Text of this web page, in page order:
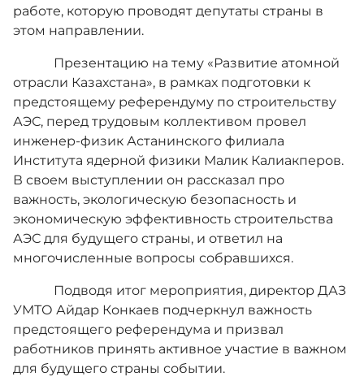
работе, которую проводят депутаты страны в
этом направлении.
Презентацию на тему «Развитие атомной
отрасли Казахстана», в рамках подготовки к
предстоящему референдуму по строительству
АЭС, перед трудовым коллективом провел
инженер-физик Астанинского филиала
Института ядерной физики Малик Калиакперов.
В своем выступлении он рассказал про
важность, экологическую безопасность и
экономическую эффективность строительства
АЭС для будущего страны, и ответил на
многочисленные вопросы собравшихся.
Подводя итог мероприятия, директор ДАЗ
УМТО Айдар Конкаев подчеркнул важность
предстоящего референдума и призвал
работников принять активное участие в важном
для будущего страны событии.